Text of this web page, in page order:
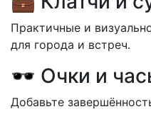
Практичные и
для города и встреч.
🕶 Очки и
Добавьте